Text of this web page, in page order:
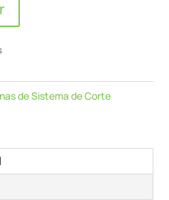
de Sistema de Corte